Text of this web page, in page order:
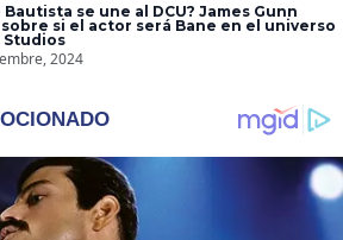
Bautista se une al DCU? James Gunn
si el actor será Bane en el universo
Studios
2024